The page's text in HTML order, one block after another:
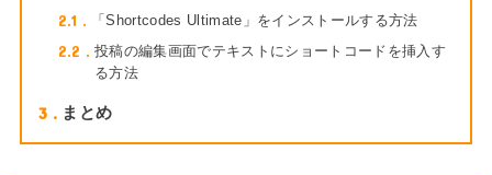
2.1 「Shortcodes Ultimate」をインストールする方法
2.2
投稿の編集画面でテキストにショートコードを挿入す
る方法
3 まとめ